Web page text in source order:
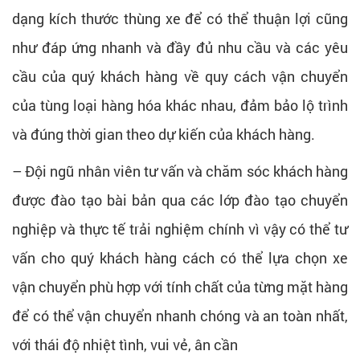
dạng kích thước thùng xe để có thể thuận lợi cũng
như đáp ứng nhanh và đầy đủ nhu cầu và các yêu
cầu của quý khách hàng về quy cách vận chuyển
của tùng loại hàng hóa khác nhau, đảm bảo lộ trình
và đúng thời gian theo dự kiến của khách hàng.
– Đội ngũ nhân viên tư vấn và chăm sóc khách hàng
được đào tạo bài bản qua các lớp đào tạo chuyển
nghiệp và thực tế trải nghiệm chính vì vậy có thể tư
vấn cho quý khách hàng cách có thể lựa chọn xe
vận chuyển phù hợp với tính chất của từng mặt hàng
để có thể vận chuyển nhanh chóng và an toàn nhất,
với thái độ nhiệt tình, vui vẻ, ân cần